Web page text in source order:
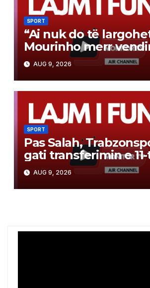
SPORT
“Ai nuk do të
Mourinho merr
rëndësishëm te Real
AUG 9, 2026
SPORT
Pas Salah,
gati transferimin e
këtë verë dhe është
një emër “big”
AUG 9, 2026